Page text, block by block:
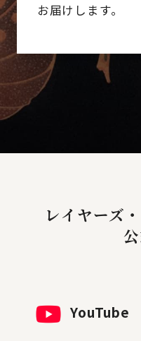
お届けします。
レイヤーズ
YouTube